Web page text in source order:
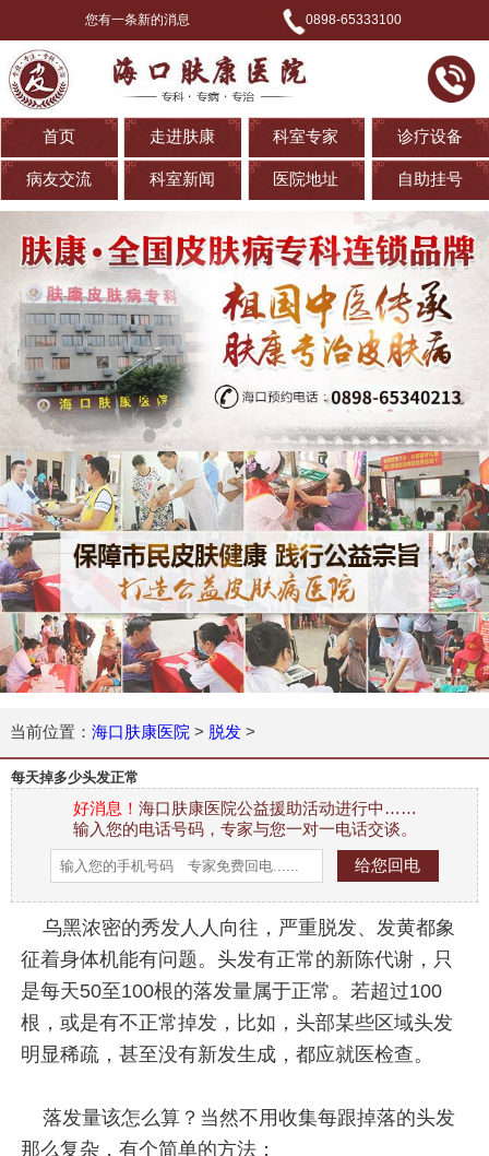
您有一条新的消息 0898-65333100
首页 走进肤康 科室专家 诊疗设备
病友交流 科室新闻 医院地址 自助挂号
当前位置： 海口肤康医院 > 脱发>
每天掉多少头发正常
好消息！ 海口肤康医院公益援助活动进行中……
输入您的电话号码，专家与您一对一电话交谈。
乌黑浓密的秀发人人向往，严重脱发、发黄都象
征着身体机能有问题。头发有正常的新陈代谢，只
是每天50至100根的落发量属于正常。若超过100
根，或是有不正常掉发，比如，头部某些区域头发
明显稀疏，甚至没有新发生成，都应就医检查。
落发量该怎么算？当然不用收集每跟掉落的头发
那么复杂，有个简单的方法：